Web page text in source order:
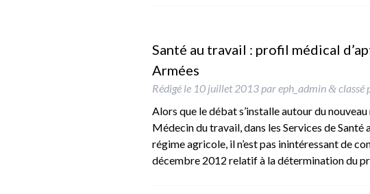
Santé au travail : profil médical
Armées
Rédigé le 10 juillet 2013 pareph_admin &classé
Alors que le débat s’installe autour du
Médecin du travail, dans les Services de
régime agricole, il n’est pas inintéressant de
décembre 2012 relatif à la détermination du